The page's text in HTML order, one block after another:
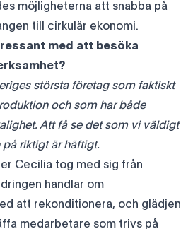
möjligheterna att snabba på
till cirkulär ekonomi.
med att besöka
största företag som faktiskt
och som har både
Att få se det som vi väldigt
riktigt är häftigt.
Cecilia tog med sig från
handlar om
att rekonditionera, och glädjen
medarbetare som trivs på